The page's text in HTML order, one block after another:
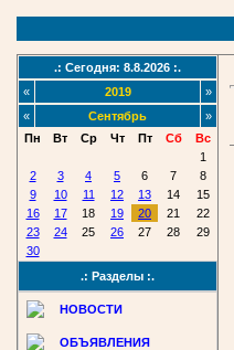
.: Сегодня: 8.8.2026 :.
«
2019
»
«
Сентябрь
»
Пн
Вт Ср Чт Пт Сб
Вс
1
2
3 4 5 6 7
8
9
10 11 12 13 14
15
16
17 18 19 20 21
22
23
24 25 26 27 28
29
30
.: Разделы :.
НОВОСТИ
ОБЪЯВЛЕНИЯ